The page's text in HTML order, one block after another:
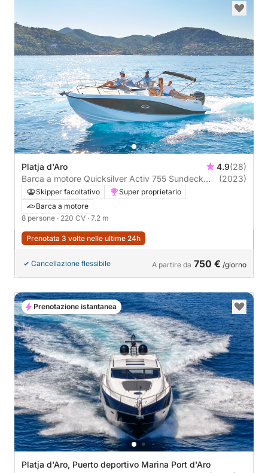
Platja d'Aro 4.9(28)
Barca a motore Quicksilver Activ 755 Sundeck
220CV
(2023)
Skipper facoltativo
Super proprietario
Barca a motore
8 persone · 220 CV · 7.2 m
Prenotata 3 volte nelle ultime 24h
Cancellazione flessibile A partire da 750 € /giorno
Platja d'Aro, Puerto deportivo Marina Port d'Aro
Prenotazione istantanea